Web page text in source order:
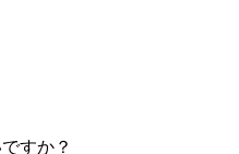
すか？